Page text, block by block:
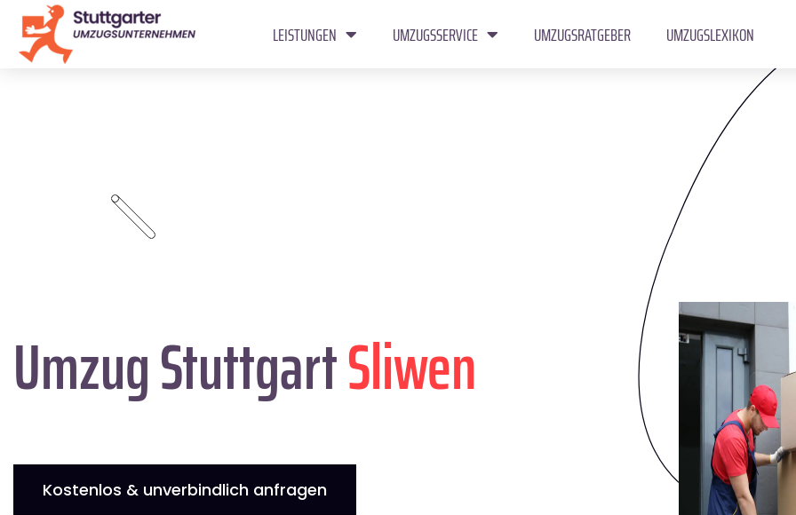
LEISTUNGEN UMZUGSSERVICE UMZUGSRATGEBER UMZUGSLEXIKON
Umzug StuttgartSliwen
Kostenlos & unverbindlich anfragen